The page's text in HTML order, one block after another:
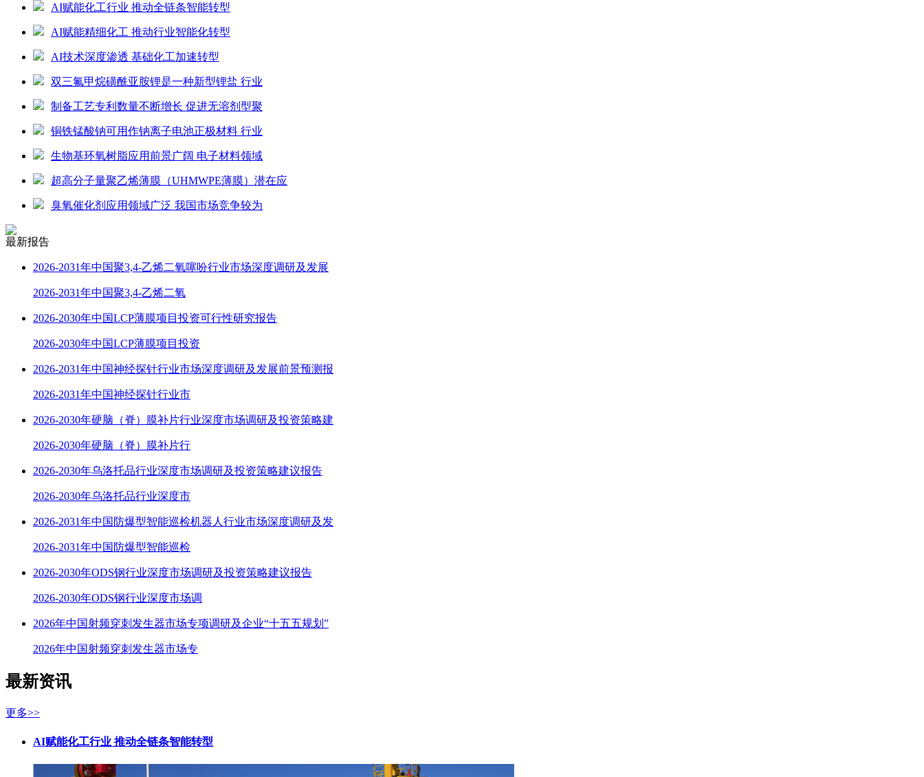
AI赋能化工行业 推动全链条智能转型
AI赋能精细化工 推动行业智能化转型
AI技术深度渗透 基础化工加速转型
双三氟甲烷磺酰亚胺锂是一种新型锂盐 行业
制备工艺专利数量不断增长 促进无溶剂型聚
铜铁锰酸钠可用作钠离子电池正极材料 行业
生物基环氧树脂应用前景广阔 电子材料领域
超高分子量聚乙烯薄膜（UHMWPE薄膜）潜在应
臭氧催化剂应用领域广泛 我国市场竞争较为
最新报告
2026-2031年中国聚3,4-乙烯二氧噻吩行业市场深度调研及发展
2026-2031年中国聚3,4-乙烯二氧
2026-2030年中国LCP薄膜项目投资可行性研究报告
2026-2030年中国LCP薄膜项目投资
2026-2031年中国神经探针行业市场深度调研及发展前景预测报
2026-2031年中国神经探针行业市
2026-2030年硬脑（脊）膜补片行业深度市场调研及投资策略建
2026-2030年硬脑（脊）膜补片行
2026-2030年乌洛托品行业深度市场调研及投资策略建议报告
2026-2030年乌洛托品行业深度市
2026-2031年中国防爆型智能巡检机器人行业市场深度调研及发
2026-2031年中国防爆型智能巡检
2026-2030年ODS钢行业深度市场调研及投资策略建议报告
2026-2030年ODS钢行业深度市场调
2026年中国射频穿刺发生器市场专项调研及企业“十五五规划”
2026年中国射频穿刺发生器市场专
最新资讯
更多>>
AI赋能化工行业 推动全链条智能转型